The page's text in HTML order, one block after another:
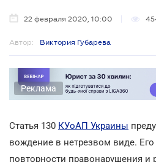
22 февраля 2020, 10:00
Автор: Виктория Губарева
Реклама
Статья 130 КУоАП Украины
вождение в нетрезвом виде.
повторности правонарушения и